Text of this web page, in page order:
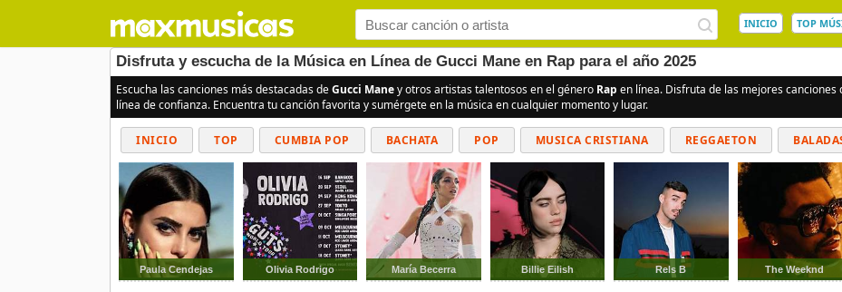
INICIO TOP
Disfruta y escucha de la Música en Línea de Gucci Mane en Rap para el año 2025
Escucha las canciones más destacadas deGucci Maney otros artistas talentosos en el género Rap en línea. Disfruta de las mejores canciones
línea de confianza. Encuentra tu canción favorita y sumérgete en la música en cualquier momento y lugar.
INICIO TOP CUMBIA POP BACHATA POP MUSICA CRISTIANA REGGAETON
Paula Cendejas Olivia Rodrigo María Becerra Billie Eilish Rels B The Weeknd